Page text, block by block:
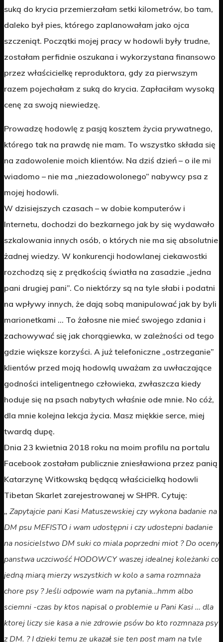
suką do krycia przemierzałam setki kilometrów, bo tam,
daleko był pies, którego zaplanowałam jako ojca
szczeniąt. Początki mojej pracy w hodowli były trudne,
zostałam perfidnie oszukana i wykorzystana finansowo
przez właścicielkę reproduktora, gdy za pierwszym
razem pojechałam z suką do krycia. Zapłaciłam wysoką
cenę za swoją niewiedzę.
Prowadzę hodowlę z pasją kosztem życia prywatnego,
którego tak na prawdę nie mam. To wszystko składa się
na zadowolenie moich klientów. Na dziś dzień – o ile mi
wiadomo – nie ma „niezadowolonego” nabywcy psa z
mojej hodowli.
W dzisiejszych czasach – w dobie komputerów i
Internetu, dochodzi do bezkarnego jak by się wydawało
szkalowania innych osób, o których nie ma się absolutnie
żadnej wiedzy. W konkurencji hodowlanej ciekawostki
rozchodzą się z prędkością światła na zasadzie „jedna
pani drugiej pani”. Co niektórzy są na tyle słabi i podatni
na wpływy innych, że dają sobą manipulować jak by byli
marionetkami … To żałosne nie mieć swojego zdania i
zachowywać się jak chorągiewka, w zależności od tego
gdzie większe korzyści. A już telefoniczne „ostrzeganie”
klientów przed moją hodowlą uważam za uwłaczające
godności inteligentnego człowieka, zwłaszcza kiedy
hoduje się na psach nabytych właśnie ode mnie. No cóż,
dla mnie kolejna lekcja życia. Masz miękkie serce, miej
twardą dupę.
Dnia 23 kwietnia 2018 roku na moim profilu na portalu
Facebook zostałam publicznie zniesławiona przez panią
Katarzynę Witkowską będącą właścicielką hodowli
Tibetan Skarlet zarejestrowanej w SHPR. Cytuję:
„ Zapytajcie pani Kasi Matuszewskiej czy wykona badanie na
DM psu MEFISTO i wam udostępni i czy udostepni badanie
na nosicielstwo DM suki co miala poprzedni miot ? Do oceny
panstwa uczciwość HODOWCY waszej idealnej koleżanki co
jedną miarą mierzy wszystkich w kolo a sama rozmnaża
chore psy ? Jeśli odpowie wam na pytania…hmm albo
sciemni -czas by ktos napisal o problemie u Pani Kasi … dla
ktorej liczy sie kasa a nie zdrowie psów bo kto rozmnaza psy
z DM. ? I dzieki temu ze ukazał sie ten post mam na tyle